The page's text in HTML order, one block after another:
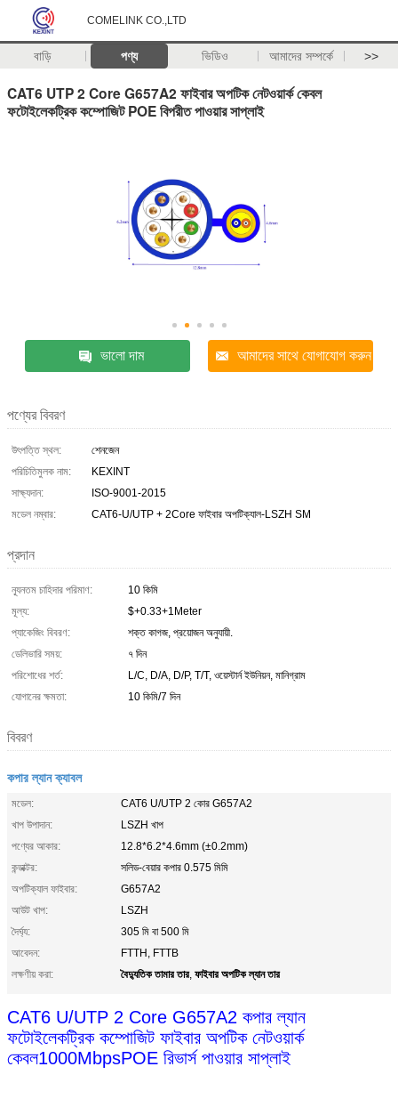
COMELINK CO.,LTD
বাড়ি পণ্য ভিডিও আমাদের সম্পর্কে >>
CAT6 UTP 2 Core G657A2 ফাইবার অপটিক নেটওয়ার্ক কেবল
ফটোইলেকট্রিক কম্পোজিট POE বিপরীত পাওয়ার সাপ্লাই
ভালো দাম আমাদের সাথে যোগাযোগ করুন
পণ্যের বিবরণ
উৎপত্তি স্থল:
শেনজেন
পরিচিতিমুলক নাম:
KEXINT
সাক্ষ্যদান:
ISO-9001-2015
মডেল নম্বার:
CAT6-U/UTP + 2Core ফাইবার অপটিক্যাল-LSZH SM
প্রদান
ন্যূনতম চাহিদার পরিমাণ:
10 কিমি
মূল্য:
$+0.33+1Meter
প্যাকেজিং বিবরণ:
শক্ত কাগজ, প্রয়োজন অনুযায়ী.
ডেলিভারি সময়:
৭ দিন
পরিশোধের শর্ত:
L/C, D/A, D/P, T/T, ওয়েস্টার্ন ইউনিয়ন, মানিগ্রাম
যোগানের ক্ষমতা:
10 কিমি/7 দিন
বিবরণ
কপার ল্যান ক্যাবল
মডেল:
CAT6 U/UTP 2 কোর G657A2
খাপ উপাদান:
LSZH খাপ
পণ্যের আকার:
12.8*6.2*4.6mm (±0.2mm)
কন্ডাক্টর:
সলিড-বেয়ার কপার 0.575 মিমি
অপটিক্যাল ফাইবার:
G657A2
আউট খাপ:
LSZH
দৈর্ঘ্য:
305 মি বা 500 মি
আবেদন:
FTTH, FTTB
লক্ষণীয় করা:
বৈদ্যুতিক তামার তার, ফাইবার অপটিক ল্যান তার
CAT6 U/UTP 2 Core G657A2 কপার ল্যান
ফটোইলেকট্রিক কম্পোজিট ফাইবার অপটিক নেটওয়ার্ক
কেবল1000MbpsPOE রিভার্স পাওয়ার সাপ্লাই